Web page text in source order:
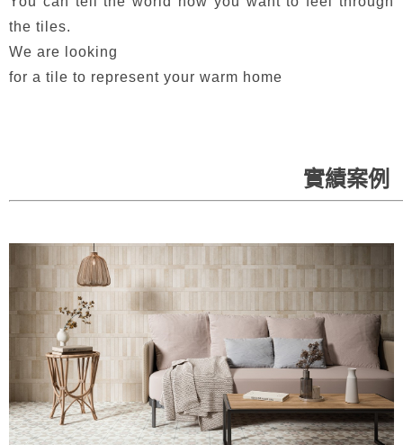
the tiles.
We are looking
for a tile to represent your warm home
實績案例